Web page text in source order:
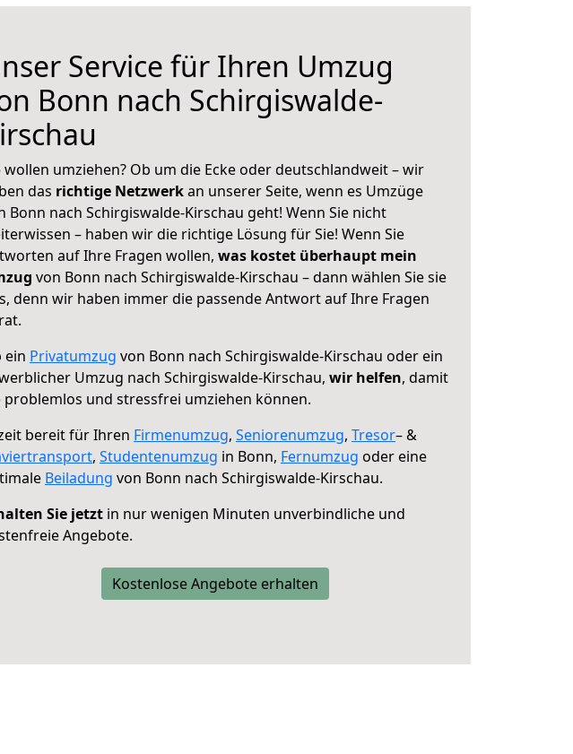
Service für Ihren Umzug
Bonn nach Schirgiswalde-
wollen umziehen? Ob um die Ecke oder deutschlandweit – wir
das richtige Netzwerkan unserer Seite, wenn es Umzüge
Bonn nach Schirgiswalde-Kirschau geht! Wenn Sie nicht
– haben wir die richtige Lösung für Sie! Wenn Sie
auf Ihre Fragen wollen, was kostet überhaupt mein
von Bonn nach Schirgiswalde-Kirschau – dann wählen Sie sie
denn wir haben immer die passende Antwort auf Ihre Fragen
ein Privatumzug von Bonn nach Schirgiswalde-Kirschau oder ein
Umzug nach Schirgiswalde-Kirschau, wir helfen, damit
problemlos und stressfrei umziehen können.
bereit für Ihren Firmenumzug, Seniorenumzug, Tresor– &
, Studentenumzug in Bonn, Fernumzug oder eine
Beiladung von Bonn nach Schirgiswalde-Kirschau.
Sie jetzt in nur wenigen Minuten unverbindliche und
Angebote.
Kostenlose Angebote erhalten